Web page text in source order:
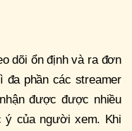
dõi ổn định và ra đơn
đa phần các streamer
được được nhiều
ý của người xem. Khi